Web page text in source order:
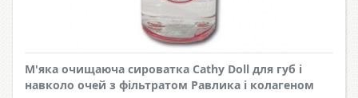
М'яка очищаюча сироватка Cathy Doll для губ і
навколо очей з фільтратом Равлика і колагеном